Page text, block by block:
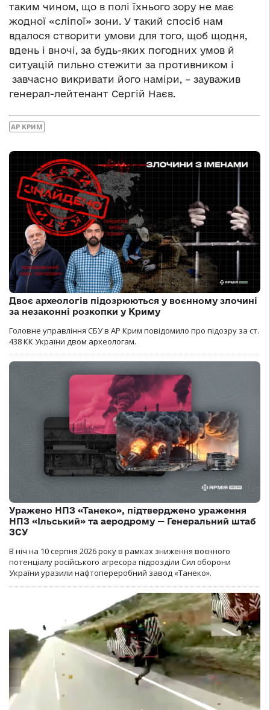
таким чином, що в полі їхнього зору не має
жодної «сліпої» зони. У такий спосіб нам
вдалося створити умови для того, щоб щодня,
вдень і вночі, за будь-яких погодних умов й
ситуацій пильно стежити за противником і
завчасно викривати його наміри, – зауважив
генерал-лейтенант Сергій Наєв.
АР КРИМ
Двоє археологів підозрюються у воєнному злочині
за незаконні розкопки у Криму
Головне управління СБУ в АР Крим повідомило про підозру за ст.
438 КК України двом археологам.
Уражено НПЗ «Танеко», підтверджено ураження
НПЗ «Ільський» та аеродрому — Генеральний штаб
ЗСУ
В ніч на 10 серпня 2026 року в рамках зниження воєнного
потенціалу російського агресора підрозділи Сил оборони
України уразили нафтопереробний завод «Танеко».